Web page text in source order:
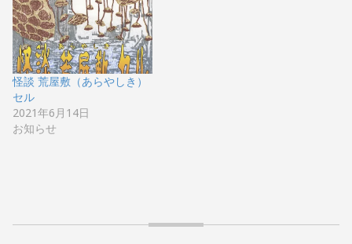
怪談 荒屋敷（あらやしき）
セル
2021年6月14日
お知らせ